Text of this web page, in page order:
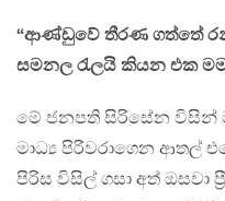
“ආණ්ඩුවේ තීරණ ගත්තේ
සමනල රැලයි කියන එක
මේ ජනපති සිරිසේන විසින්
මාධ්‍ය පිරිවරාගෙන ආතල්
පිරිස විසිල් ගසා අත් ඔසවා